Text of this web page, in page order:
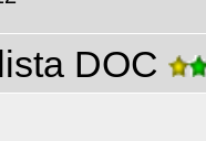
DOC